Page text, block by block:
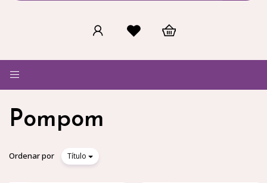
Alternar
navegação
Pompom
Ordenar por Título